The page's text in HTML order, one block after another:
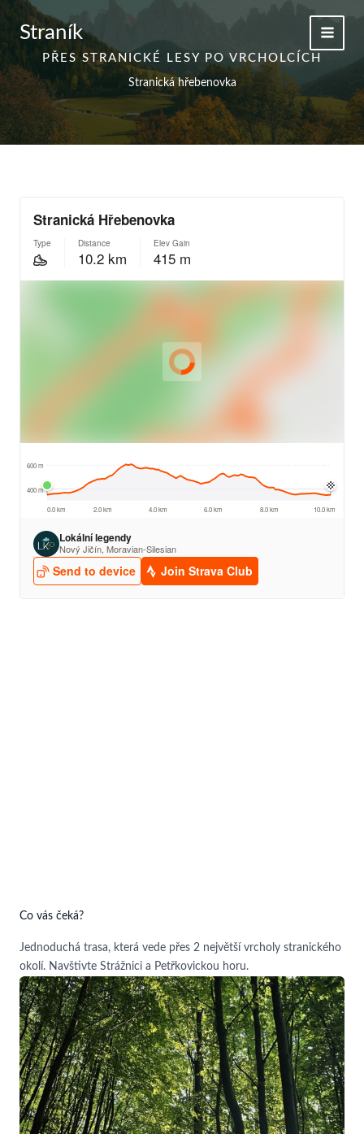
Přeskočit
obsah
Straník
PŘES STRANICKÉ LESY PO VRCHOLCÍCH
Stranická hřebenovka
Co vás čeká?
Jednoduchá trasa, která vede přes 2 největší vrcholy stranického
okolí. Navštivte Strážnici a Petřkovickou horu.